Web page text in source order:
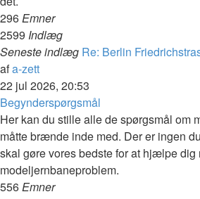
296Emner
2599 Indlæg
Seneste indlæg Re: Berlin
afa-zettVis
det
seneste
indlæg
22 jul 2026, 20:53
Begynderspørgsmål
Her kan du stille alle de spørgsmål om
måtte brænde inde med. Der er ingen
skal gøre vores bedste for at hjælpe dig
modeljernbaneproblem.
556Emner